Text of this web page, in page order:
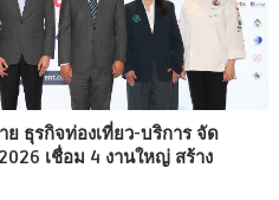
ธุรกิจท่องเที่ยว-บริการ จัด
เชื่อม 4 งานใหญ่ สร้าง